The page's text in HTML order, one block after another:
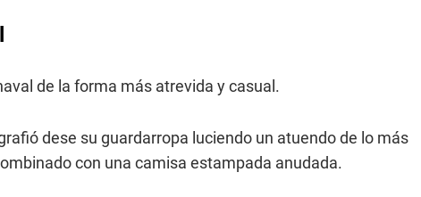
de la forma más atrevida y casual.
dese su guardarropa luciendo un atuendo de lo más
con una camisa estampada anudada.